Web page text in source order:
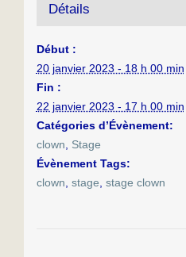
Détails
Début :
20 janvier 2023 - 18 h 00 min
Fin :
22 janvier 2023 - 17 h 00 min
Catégories d’Évènement:
clown
Stage
Évènement Tags:
clown stage stage clown